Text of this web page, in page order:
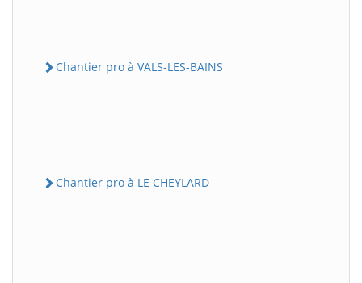
Chantier pro à VALS-LES-BAINS
Chantier pro à LE CHEYLARD